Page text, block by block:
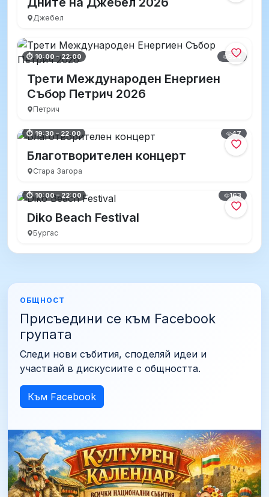
Джебел
⏱ 10:00 – 22:00 554
Трети Международен Енергиен
Събор Петрич 2026
Петрич
⏱ 19:30 – 22:00 47
Благотворителен концерт
Стара Загора
⏱ 10:00 – 22:00 163
Diko Beach Festival
Бургас
ОБЩНОСТ
Присъедини се към Facebook
групата
Следи нови събития, споделяй идеи и
участвай в дискусиите с общността.
Към Facebook